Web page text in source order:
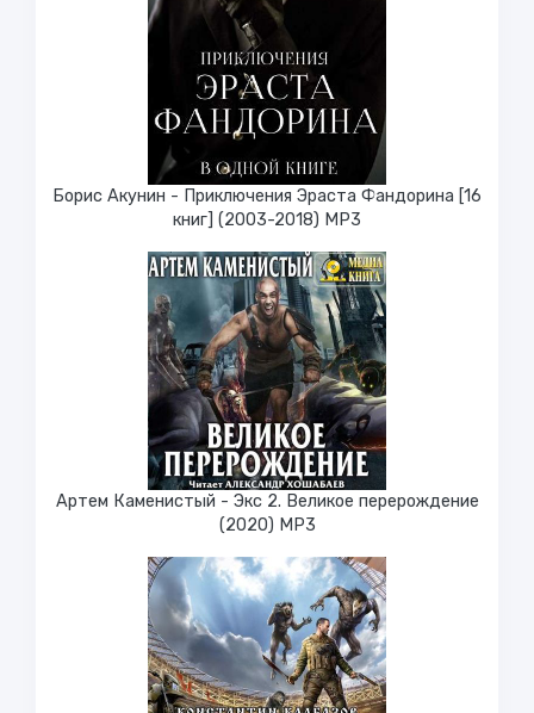
Борис Акунин - Приключения Эраста Фандорина [16
книг] (2003-2018) МР3
Артем Каменистый - Экс 2. Великое перерождение
(2020) МР3